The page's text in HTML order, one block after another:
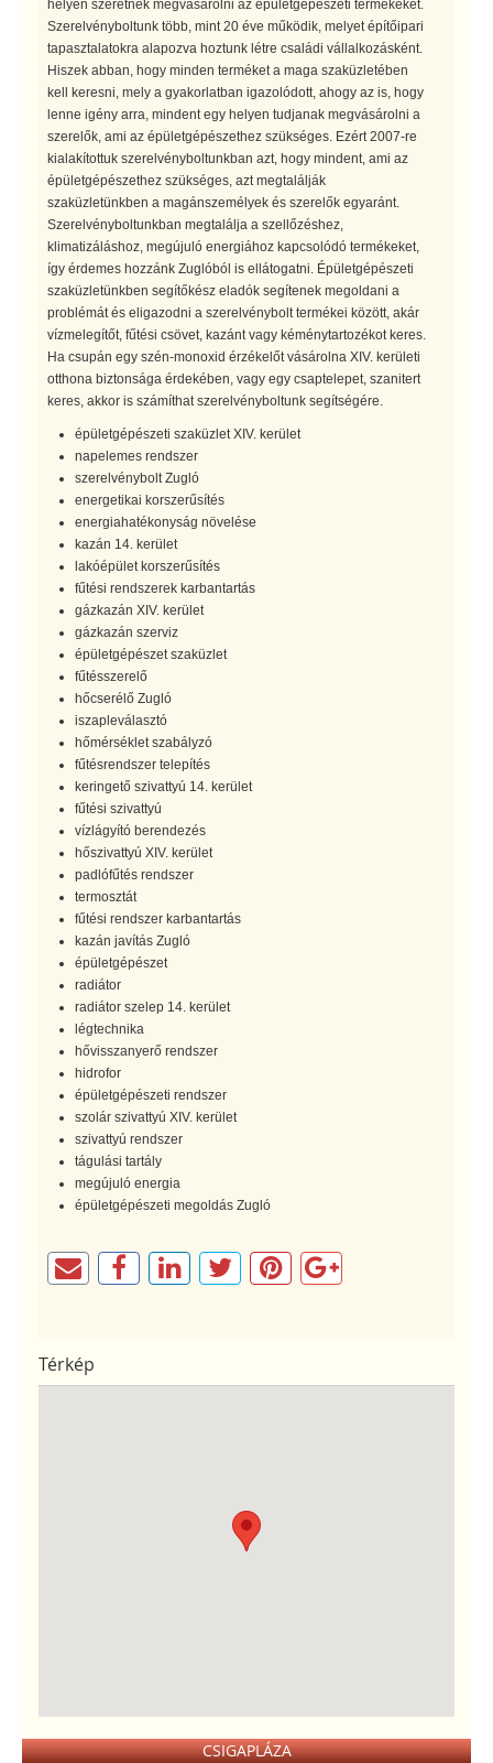
helyen szeretnék megvásárolni az épületgépészeti termékeket.
Szerelvényboltunk több, mint 20 éve működik, melyet építőipari
tapasztalatokra alapozva hoztunk létre családi vállalkozásként.
Hiszek abban, hogy minden terméket a maga szaküzletében
kell keresni, mely a gyakorlatban igazolódott, ahogy az is, hogy
lenne igény arra, mindent egy helyen tudjanak megvásárolni a
szerelők, ami az épületgépészethez szükséges. Ezért 2007-re
kialakítottuk szerelvényboltunkban azt, hogy mindent, ami az
épületgépészethez szükséges, azt megtalálják
szaküzletünkben a magánszemélyek és szerelők egyaránt.
Szerelvényboltunkban megtalálja a szellőzéshez,
klimatizáláshoz, megújuló energiához kapcsolódó termékeket,
így érdemes hozzánk Zuglóból is ellátogatni. Épületgépészeti
szaküzletünkben segítőkész eladók segítenek megoldani a
problémát és eligazodni a szerelvénybolt termékei között, akár
vízmelegítőt, fűtési csövet, kazánt vagy kéménytartozékot keres.
Ha csupán egy szén-monoxid érzékelőt vásárolna XIV. kerületi
otthona biztonsága érdekében, vagy egy csaptelepet, szanitert
keres, akkor is számíthat szerelvényboltunk segítségére.
épületgépészeti szaküzlet XIV. kerület
napelemes rendszer
szerelvénybolt Zugló
energetikai korszerűsítés
energiahatékonyság növelése
kazán 14. kerület
lakóépület korszerűsítés
fűtési rendszerek karbantartás
gázkazán XIV. kerület
gázkazán szerviz
épületgépészet szaküzlet
fűtésszerelő
hőcserélő Zugló
iszapleválasztó
hőmérséklet szabályzó
fűtésrendszer telepítés
keringető szivattyú 14. kerület
fűtési szivattyú
vízlágyító berendezés
hőszivattyú XIV. kerület
padlófűtés rendszer
termosztát
fűtési rendszer karbantartás
kazán javítás Zugló
épületgépészet
radiátor
radiátor szelep 14. kerület
légtechnika
hővisszanyerő rendszer
hidrofor
épületgépészeti rendszer
szolár szivattyú XIV. kerület
szivattyú rendszer
tágulási tartály
megújuló energia
épületgépészeti megoldás Zugló
Térkép
CSIGAPLÁZA